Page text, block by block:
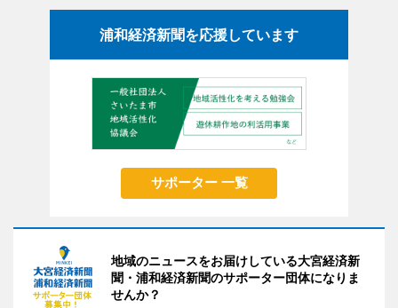
浦和経済新聞を応援しています
サポーター 一覧
地域のニュースをお届けしている大宮経済新
聞・浦和経済新聞のサポーター団体になりま
せんか？